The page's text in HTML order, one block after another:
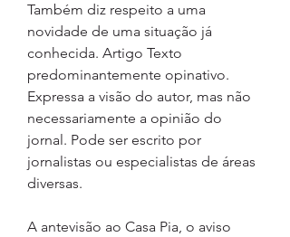
Também diz respeito a uma
novidade de uma situação já
conhecida. Artigo Texto
predominantemente opinativo.
Expressa a visão do autor, mas não
necessariamente a opinião do
jornal. Pode ser escrito por
jornalistas ou especialistas de áreas
diversas.
A antevisão ao Casa Pia, o aviso